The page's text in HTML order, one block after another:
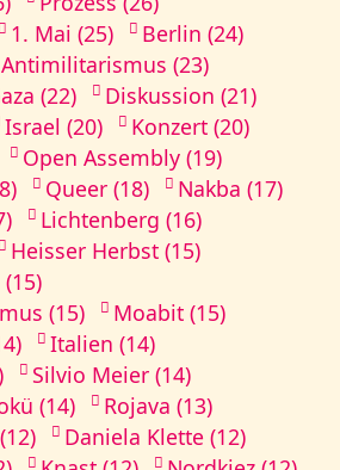
1. Mai (25)
Berlin (24)
Antimilitarismus (23)
(22)
Diskussion (21)
Israel (20)
Konzert (20)
Open Assembly (19)
Queer (18)
Nakba (17)
Lichtenberg (16)
Heisser Herbst (15)
(15)
Moabit (15)
Italien (14)
Silvio Meier (14)
(14)
Rojava (13)
Daniela Klette (12)